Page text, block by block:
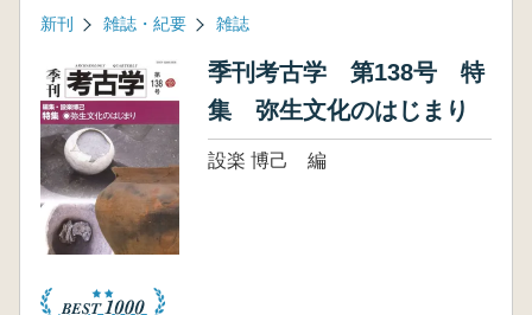
新刊 雑誌・紀要 雑誌
季刊考古学 第138号 特
集 弥生文化のはじまり
設楽 博己 編